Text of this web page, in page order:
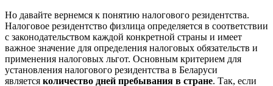
Но давайте вернемся к понятию налогового резидентства.
Налоговое резидентство физлица определяется в соответствии
с законодательством каждой конкретной страны и имеет
важное значение для определения налоговых обязательств и
применения налоговых льгот. Основным критерием для
установления налогового резидентства в Беларуси
является количество дней пребывания в стране. Так, если